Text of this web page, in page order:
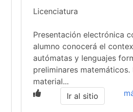
Licenciatura
Presentación electrónica
alumno conocerá el
autómatas y lenguajes
preliminares matemáticos.
material...
Ir al sitio